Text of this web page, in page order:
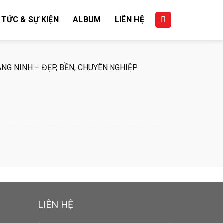
& SỰ KIỆN ALBUM LIÊN HỆ
NINH – ĐẸP, BỀN, CHUYÊN NGHIỆP
LIÊN HỆ